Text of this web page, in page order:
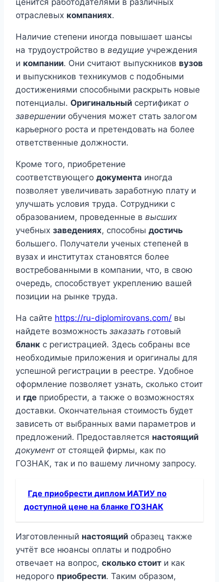
ценится работодателями в различных
отраслевых компаниях.
Наличие степени иногда повышает шансы
на трудоустройство в ведущие учреждения
и компании. Они считают выпускников вузов
и выпускников техникумов с подобными
достижениями способными раскрыть новые
потенциалы. Оригинальный сертификат о
завершении обучения может стать залогом
карьерного роста и претендовать на более
ответственные должности.
Кроме того, приобретение
соответствующего документа иногда
позволяет увеличивать заработную плату и
улучшать условия труда. Сотрудники с
образованием, проведенные в высших
учебных заведениях, способны достичь
большего. Получатели ученых степеней в
вузах и институтах становятся более
востребованными в компании, что, в свою
очередь, способствует укреплению вашей
позиции на рынке труда.
На сайте https://ru-diplomirovans.com/ вы
найдете возможность заказать готовый
бланк с регистрацией. Здесь собраны все
необходимые приложения и оригиналы для
успешной регистрации в реестре. Удобное
оформление позволяет узнать, сколько стоит
и где приобрести, а также о возможностях
доставки. Окончательная стоимость будет
зависеть от выбранных вами параметров и
предложений. Предоставляется настоящий
документ от стоящей фирмы, как по
ГОЗНАК, так и по вашему личному запросу.
Где приобрести диплом ИАТИУ по
доступной цене на бланке ГОЗНАК
Изготовленный настоящий образец также
учтёт все нюансы оплаты и подробно
отвечает на вопрос, сколько стоит и как
недорого приобрести. Таким образом,